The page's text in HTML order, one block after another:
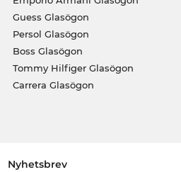
Guess Glasögon
Persol Glasögon
Boss Glasögon
Tommy Hilfiger Glasögon
Carrera Glasögon
Nyhetsbrev